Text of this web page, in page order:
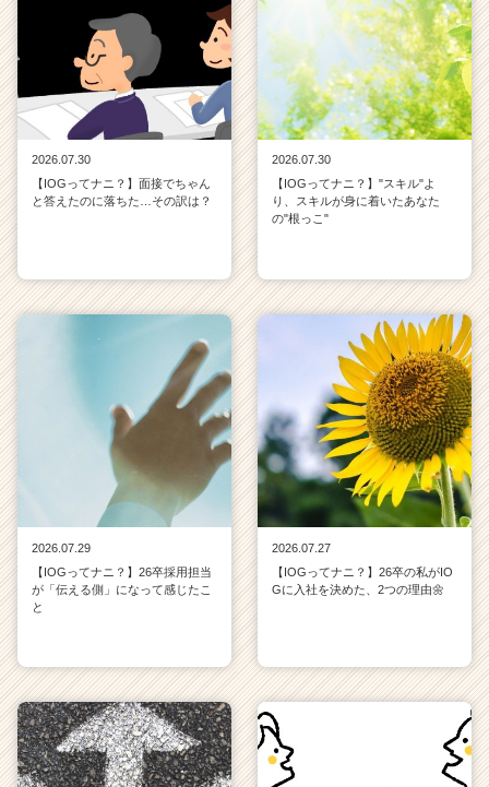
2026.07.30
【IOGってナニ？】面接でちゃん
と答えたのに落ちた…その訳は？
2026.07.30
【IOGってナニ？】"スキル"よ
り、スキルが身に着いたあなた
の"根っこ"
2026.07.29
【IOGってナニ？】26卒採用担当
が「伝える側」になって感じたこ
と
2026.07.27
【IOGってナニ？】26卒の私がIO
Gに入社を決めた、2つの理由🌼